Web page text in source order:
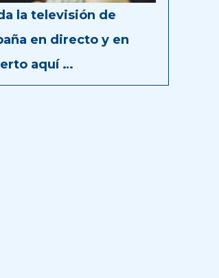
la televisión de
en directo y en
aquí …